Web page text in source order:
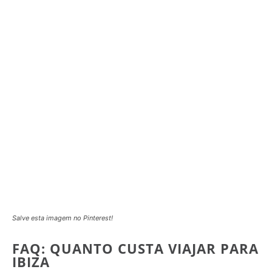
Salve esta imagem no Pinterest!
FAQ: QUANTO CUSTA VIAJAR PARA
IBIZA